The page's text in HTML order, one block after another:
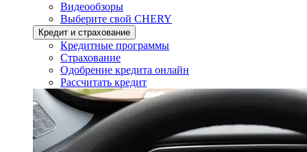
Видеообзоры
Выберите свой CHERY
Кредит и страхование
Кредитные программы
Страхование
Одобрение кредита онлайн
Рассчитать кредит